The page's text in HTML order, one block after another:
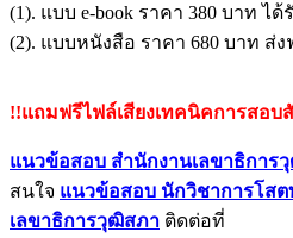
(1). แบบ e-book ราคา 380 บาท ไ
(2). แบบหนังสือ ราคา 680 บาท ส่
!!แถมฟรีไฟล์เสียงเทคนิคการสอ
แนวข้อสอบ สำนักงานเลขาธิการ
สนใจ แนวข้อสอบ นักวิชาการโส
เลขาธิการวุฒิสภา ติดต่อที่